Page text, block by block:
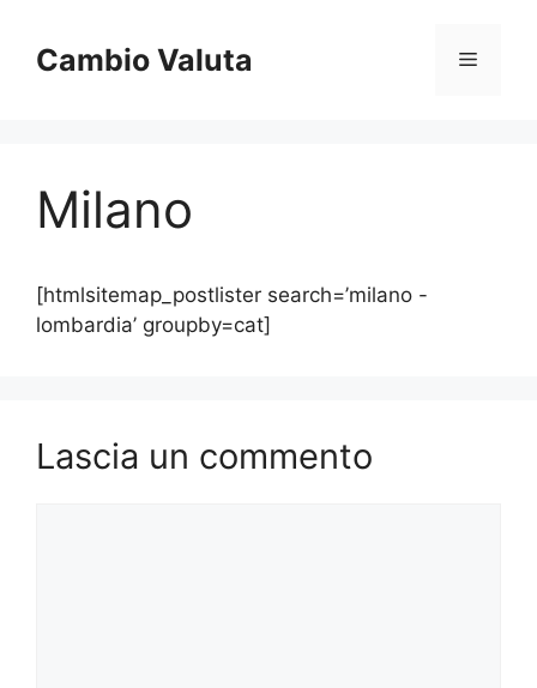
contenuto
Cambio Valuta Menu
Milano
[htmlsitemap_postlister search=’milano -
lombardia’ groupby=cat]
Lascia un commento